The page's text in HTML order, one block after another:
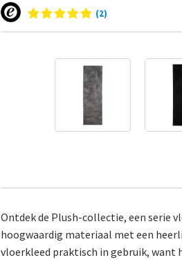
(2)
Ontdek de Plush-collectie, een serie
hoogwaardig materiaal met een
vloerkleed praktisch in gebruik, want